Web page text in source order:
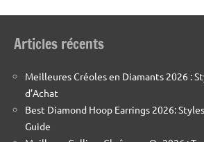
Articles récents
Meilleures Créoles en Diamants 2026 :
d’Achat
Best Diamond Hoop Earrings 2026:
Guide